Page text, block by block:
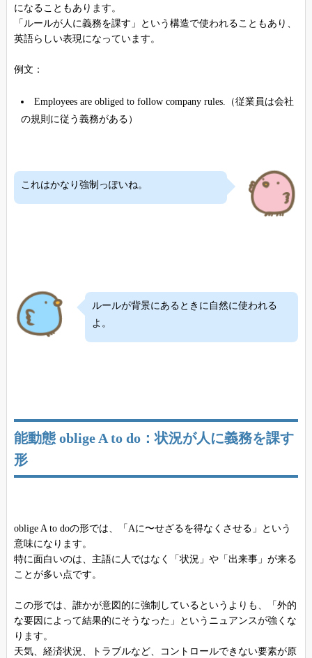
になることもあります。
「ルールが人に義務を課す」という構造で使われることもあり、
英語らしい表現になっています。
例文：
Employees are obliged to follow company rules.（従業員は会社
の規則に従う義務がある）
これはかなり強制っぽいね。
ルールが背景にあるときに自然に使われる
よ。
能動態 oblige A to do：状況が人に義務を課す
形
oblige A to doの形では、「Aに〜せざるを得なくさせる」という
意味になります。
特に面白いのは、主語に人ではなく「状況」や「出来事」が来る
ことが多い点です。
この形では、誰かが意図的に強制しているというよりも、「外的
な要因によって結果的にそうなった」というニュアンスが強くな
ります。
天気、経済状況、トラブルなど、コントロールできない要素が原